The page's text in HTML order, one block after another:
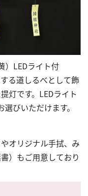
LEDライト付
る道しるべとして飾
灯です。LEDライト
びいただけます。
オリジナル手拭、み
）もご用意しており